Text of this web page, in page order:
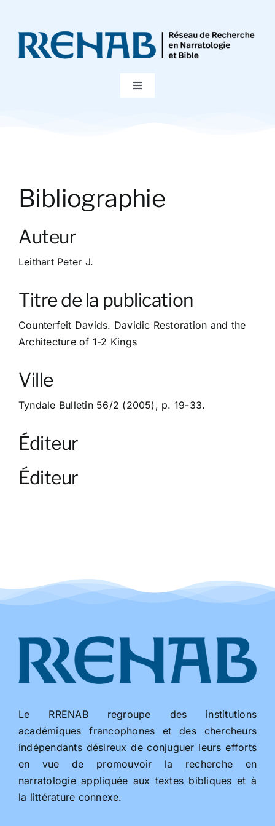
contenu
Toggle
Publications
Bibliographie
Contact
Bibliographie
Auteur
Leithart Peter J.
Titre de la publication
Counterfeit Davids. Davidic Restoration and the
Architecture of 1-2 Kings
Ville
Tyndale Bulletin 56/2 (2005), p. 19-33.
Éditeur
Éditeur
Le RRENAB regroupe des institutions
académiques francophones et des chercheurs
indépendants désireux de conjuguer leurs efforts
en vue de promouvoir la recherche en
narratologie appliquée aux textes bibliques et à
la littérature connexe.